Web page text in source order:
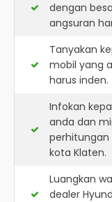
dengan
angsuran
Tanyakan
mobil yang
harus inden.
Infokan
anda dan
perhitungan
kota Klaten.
Luangkan
dealer